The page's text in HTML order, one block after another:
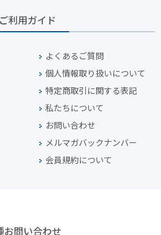
ご利用ガイド
よくあるご質問
個人情報取り扱いについて
特定商取引に関する表記
私たちについて
お問い合わせ
メルマガバックナンバー
会員規約について
お問い合わせ